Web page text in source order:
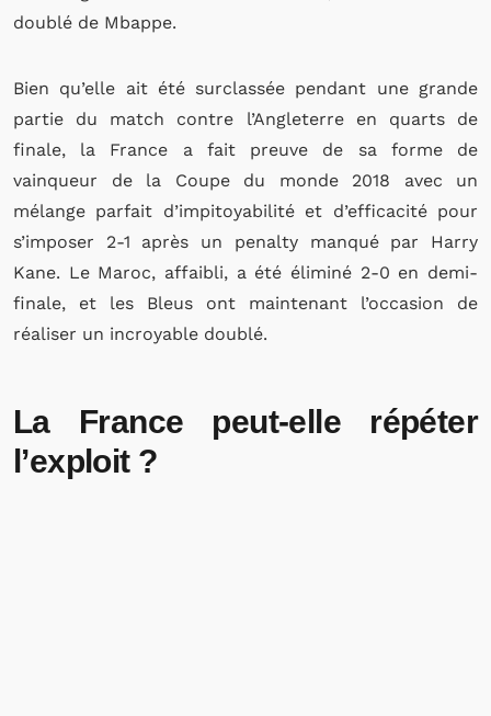
doublé de Mbappe.
Bien qu’elle ait été surclassée pendant une grande
partie du match contre l’Angleterre en quarts de
finale, la France a fait preuve de sa forme de
vainqueur de la Coupe du monde 2018 avec un
mélange parfait d’impitoyabilité et d’efficacité pour
s’imposer 2-1 après un penalty manqué par Harry
Kane. Le Maroc, affaibli, a été éliminé 2-0 en demi-
finale, et les Bleus ont maintenant l’occasion de
réaliser un incroyable doublé.
La France peut-elle répéter
l’exploit ?